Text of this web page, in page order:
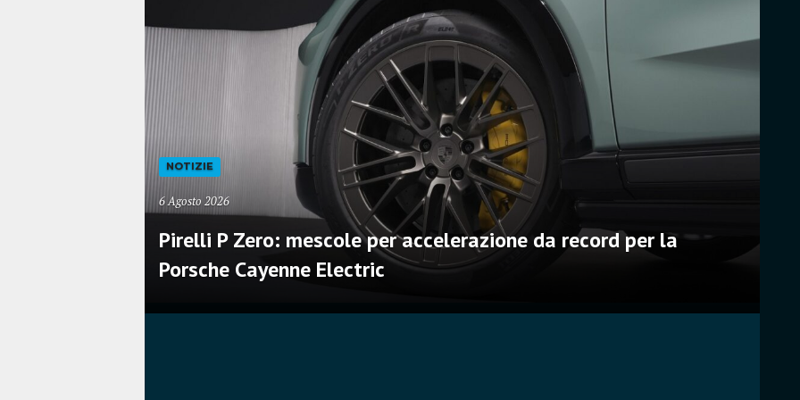
NOTIZIE
6 Agosto 2026
Pirelli P Zero: mescole per accelerazione da record per la
Porsche Cayenne Electric